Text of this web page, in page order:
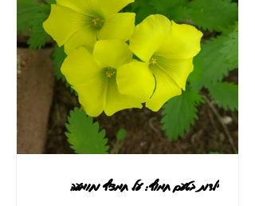
ילדות בטעם חמוץ: על חמציץ וחומעה